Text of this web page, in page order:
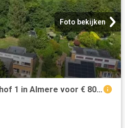
Foto bekijken
Huis te koop Abrikozenhof 1 in Almere voor € 800.000